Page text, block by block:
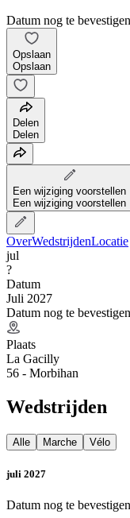
Datum nog te bevestigen
Opslaan
Opslaan
Delen
Delen
Een wijziging voorstellen
Een wijziging voorstellen
OverWedstrijdenLocatie
jul
?
Datum
Juli 2027
Datum nog te bevestigen
Plaats
La Gacilly
56 - Morbihan
Wedstrijden
Alle Marche Vélo
juli 2027
Datum nog te bevestigen